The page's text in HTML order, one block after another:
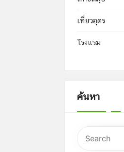
เที่ยวอุดร
โรงแรม
ค้นหา